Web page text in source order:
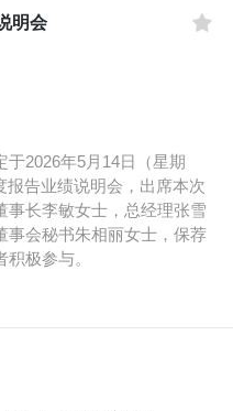
明会
2026年5月14日（星期
告业绩说明会，出席本次
事长李敏女士，总经理张雪
事会秘书朱相丽女士，保荐
极参与。